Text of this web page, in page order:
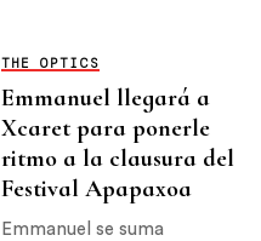
THE OPTICS
Emmanuel llegará a
Xcaret para ponerle
ritmo a la clausura del
Festival Apapaxoa
Emmanuel se suma